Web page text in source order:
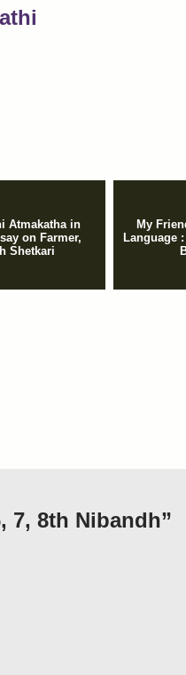
Atmakatha in
on Farmer,
Shetkari
My
Language
7, 8th Nibandh”